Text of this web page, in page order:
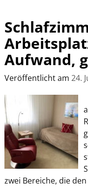
Aufwand,
Veröffentlicht am 24.
zwei Bereiche, die